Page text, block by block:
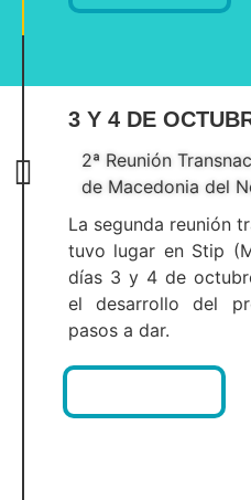
3 Y 4 DE
2ª Reunión
de Macedonia del
La segunda reunión
tuvo lugar en Stip
días 3 y 4 de
el desarrollo del
pasos a dar.